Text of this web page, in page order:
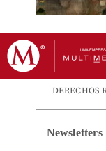
DERECHOS
Newsletters